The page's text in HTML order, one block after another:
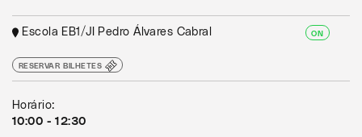
Escola EB1/JI Pedro Álvares Cabral ON
RESERVAR BILHETES
Horário:
10:00 - 12:30